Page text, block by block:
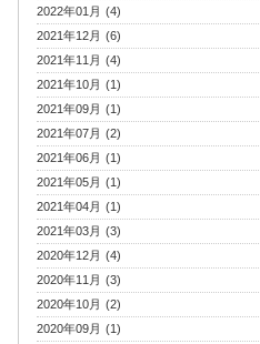
2022年01月 (4)
2021年12月 (6)
2021年11月 (4)
2021年10月 (1)
2021年09月 (1)
2021年07月 (2)
2021年06月 (1)
2021年05月 (1)
2021年04月 (1)
2021年03月 (3)
2020年12月 (4)
2020年11月 (3)
2020年10月 (2)
2020年09月 (1)